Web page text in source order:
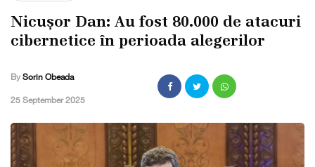
Nicușor Dan: Au fost 80.000 de atacuri
cibernetice în perioada alegerilor
By Sorin Obeada
,25 September 2025